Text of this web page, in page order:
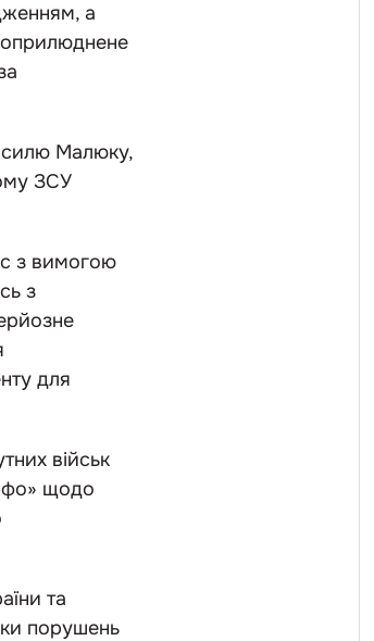
а
Малюку,
ЗСУ
з вимогою
з
для
військ
щодо
та
порушень